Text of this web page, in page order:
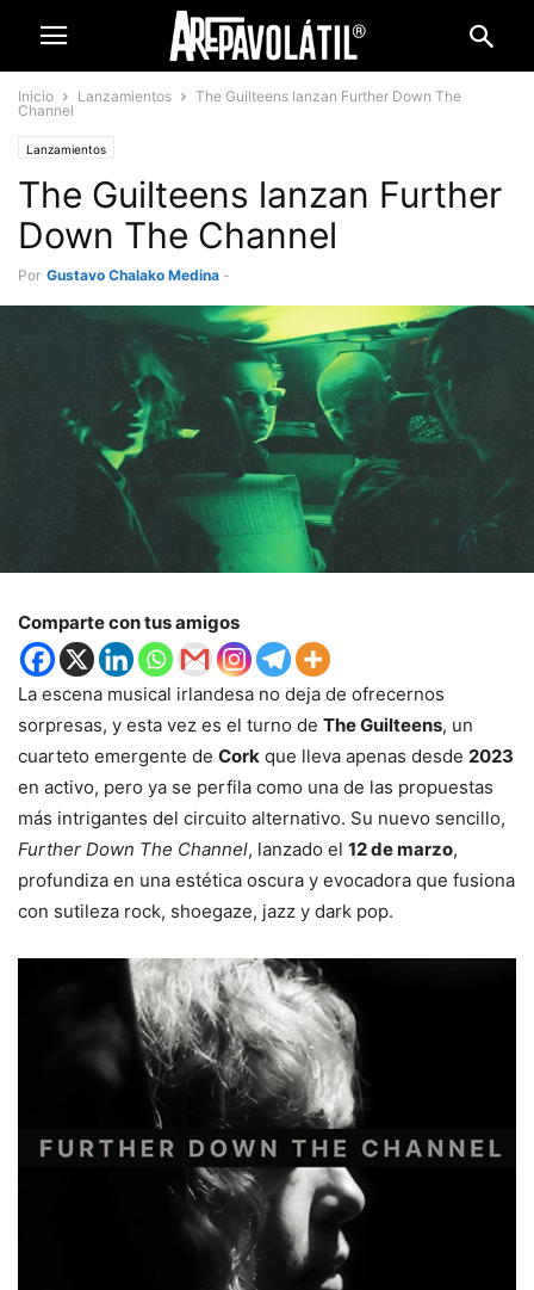
Inicio Lanzamientos
The Guilteens lanzan Further Down The
Channel
Lanzamientos
The Guilteens lanzan Further
Down The Channel
Por Gustavo Chalako Medina -
Comparte con tus amigos
La escena musical irlandesa no deja de ofrecernos
sorpresas, y esta vez es el turno de The Guilteens, un
cuarteto emergente de Cork que lleva apenas desde 2023
en activo, pero ya se perfila como una de las propuestas
más intrigantes del circuito alternativo. Su nuevo sencillo,
Further Down The Channel, lanzado el 12 de marzo,
profundiza en una estética oscura y evocadora que fusiona
con sutileza rock, shoegaze, jazz y dark pop.